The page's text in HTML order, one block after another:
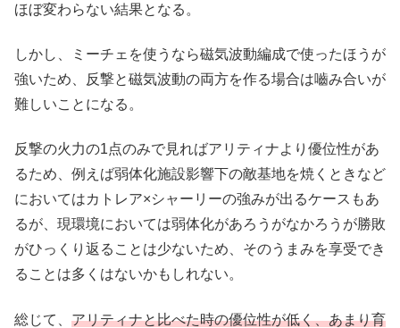
ほぼ変わらない結果となる。
しかし、ミーチェを使うなら磁気波動編成で使ったほうが
強いため、反撃と磁気波動の両方を作る場合は嚙み合いが
難しいことになる。
反撃の火力の1点のみで見ればアリティナより優位性があ
るため、例えば弱体化施設影響下の敵基地を焼くときなど
においてはカトレア×シャーリーの強みが出るケースもあ
るが、現環境においては弱体化があろうがなかろうが勝敗
がひっくり返ることは少ないため、そのうまみを享受でき
ることは多くはないかもしれない。
総じて、 アリティナと比べた時の優位性が低く、あまり育